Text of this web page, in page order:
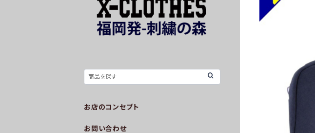
お店のコンセプト
お問い合わせ